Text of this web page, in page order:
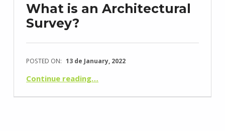
What is an Architectural
Survey?
POSTED ON: 13 de January, 2022
Continue reading…